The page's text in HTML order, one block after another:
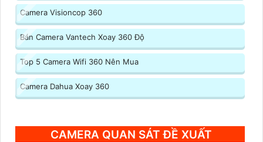
Camera Visioncop 360
Bán Camera Vantech Xoay 360 Độ
Top 5 Camera Wifi 360 Nên Mua
Camera Dahua Xoay 360
CAMERA QUAN SÁT ĐỀ XUẤT